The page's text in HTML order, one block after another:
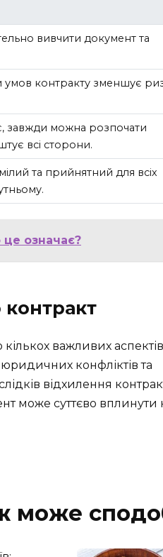
вивчити документ та
умов контракту зменшує
завжди можна розпочати
всі сторони.
та прийнятний для всіх
це означає?
важливих
конфліктів та
відхилення
може суттєво вплинути
може